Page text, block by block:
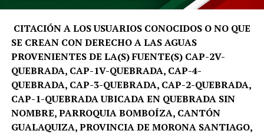
igualmente; están entusiasmados y emocionados porque
van a conocer muchos lugares que ellos no han
conocido», expresó.
CITACIÓN A LOS USUARIOS CONOCIDOS O NO QUE
SE CREAN CON DERECHO A LAS AGUAS
PROVENIENTES DE LA(S) FUENTE(S) CAP-2V-
QUEBRADA, CAP-1V-QUEBRADA, CAP-4-
QUEBRADA, CAP-3-QUEBRADA, CAP-2-QUEBRADA,
CAP-1-QUEBRADA UBICADA EN QUEBRADA SIN
NOMBRE, PARROQUIA BOMBOÍZA, CANTÓN
GUALAQUIZA, PROVINCIA DE MORONA SANTIAGO,